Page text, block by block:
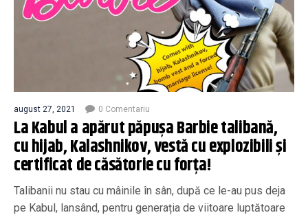
august 27, 2021 0 Comentariu
La Kabul a apărut păpușa Barbie talibană,
cu hijab, Kalashnikov, vestă cu explozibili și
certificat de căsătorie cu forța!
Talibanii nu stau cu mâinile în sân, după ce le-au pus deja
pe Kabul, lansând, pentru generația de viitoare luptătoare